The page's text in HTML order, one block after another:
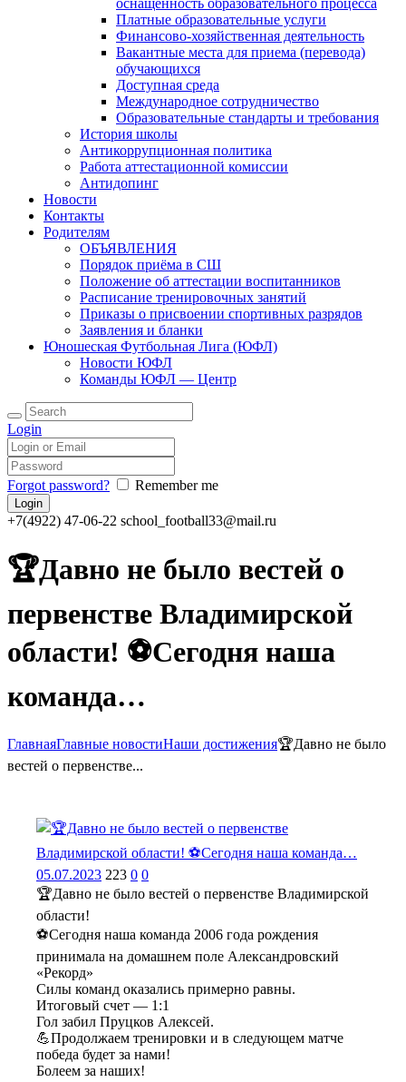
оснащенность образовательного процесса
Платные образовательные услуги
Финансово-хозяйственная деятельность
Вакантные места для приема (перевода)
обучающихся
Доступная среда
Международное сотрудничество
Образовательные стандарты и требования
История школы
Антикоррупционная политика
Работа аттестационной комиссии
Антидопинг
Новости
Контакты
Родителям
ОБЪЯВЛЕНИЯ
Порядок приёма в СШ
Положение об аттестации воспитанников
Расписание тренировочных занятий
Приказы о присвоении спортивных разрядов
Заявления и бланки
Юношеская Футбольная Лига (ЮФЛ)
Новости ЮФЛ
Команды ЮФЛ — Центр
Login
Forgot password? Remember me
+7(4922) 47-06-22 school_football33@mail.ru
🏆Давно не было вестей о
первенстве Владимирской
области! ⚽️Сегодня наша
команда…
ГлавнаяГлавные новостиНаши достижения🏆Давно не было
вестей о первенстве...
05.07.2023 223 0 0
🏆Давно не было вестей о первенстве Владимирской
области!
⚽️Сегодня наша команда 2006 года рождения
принимала на домашнем поле Александровский
«Рекорд»
Силы команд оказались примерно равны.
Итоговый счет — 1:1
Гол забил Пруцков Алексей.
💪Продолжаем тренировки и в следующем матче
победа будет за нами!
Болеем за наших!